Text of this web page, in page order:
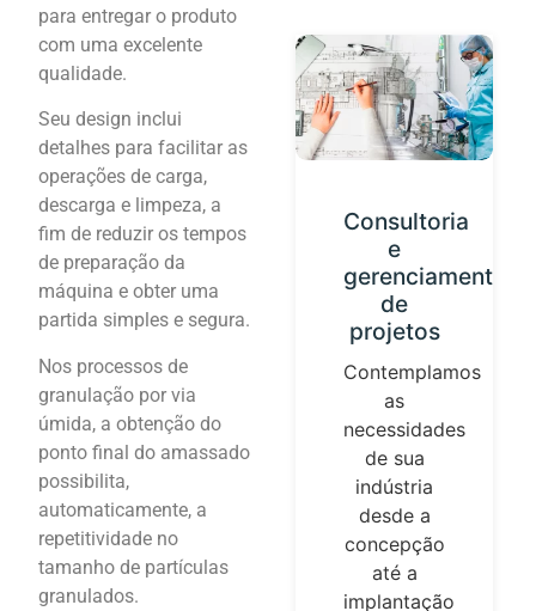
para entregar o produto
com uma excelente
qualidade.
Seu design inclui
detalhes para facilitar as
operações de carga,
descarga e limpeza, a
fim de reduzir os tempos
de preparação da
máquina e obter uma
partida simples e segura.
Nos processos de
granulação por via
úmida, a obtenção do
ponto final do amassado
possibilita,
automaticamente, a
repetitividade no
tamanho de partículas
granulados.
Calibração
do
instrumento
e loops
de
controle
Estabelecemos
nossa
identidade
guiada por
parâmetros
universais
de
medição.
Consultoria
e
gerenciamento
de
projetos
Contemplamos
as
necessidades
de sua
indústria
desde a
concepção
até a
implantação